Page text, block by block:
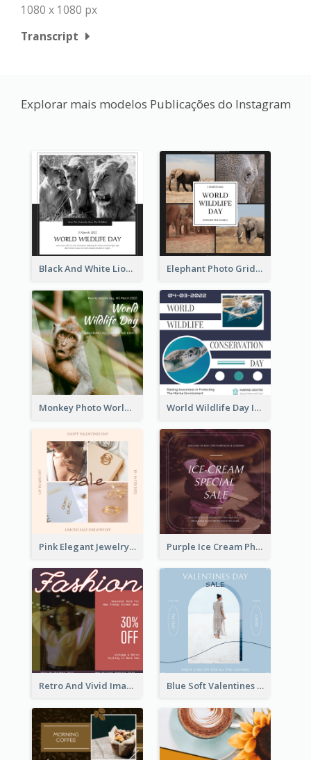
1080 x 1080 px
Transcript
Explorar mais modelos Publicações do Instagram
Black And White Lion World Wildlife Day Instagram Post Elephant Photo Grid World Wildlife Day Instagram Post
Monkey Photo World Wildlife Day Instagram Post World Wildlife Day Instagram Post
Pink Elegant Jewelry Sale Valentines Day Instagram Post Purple Ice Cream Photo Dessert Sale Instagram Post
Retro And Vivid Image Instagram Post Design Idea Blue Soft Valentines Day Limited Sale Instagram Post